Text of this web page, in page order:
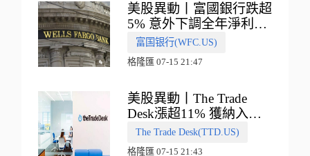
美股異動丨富國銀行跌超
5% 意外下調全年淨利息
收入指引
富国银行(WFC.US)
格隆匯 07-15 21:47
美股異動丨The Trade
Desk漲超11% 獲納入標
普500指數
The Trade Desk(TTD.US)
格隆匯 07-15 21:43